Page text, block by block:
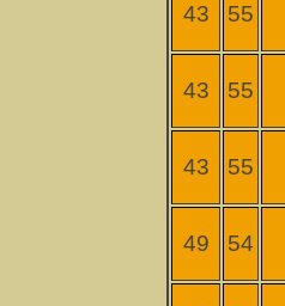
43 55
43 55
43 55
49 54